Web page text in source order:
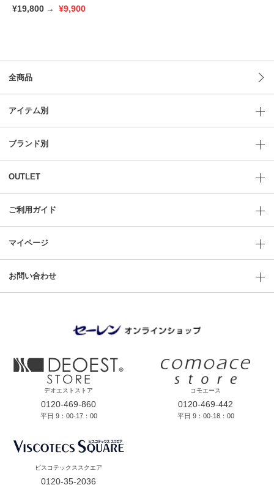
¥19,800 → ¥9,900
全商品
アイテム別
ブランド別
OUTLET
ご利用ガイド
マイページ
お問い合わせ
デオエストストア
0120-469-860
平日 9：00-17：00
コモエース
0120-469-442
平日 9：00-18：00
ビスコテックススクエア
0120-35-2036